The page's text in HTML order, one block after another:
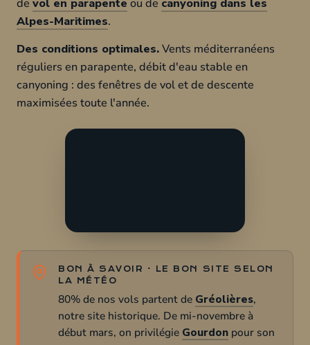
de vol en parapente ou de canyoning dans les
Alpes-Maritimes.
Des conditions optimales.Vents méditerranéens
réguliers en parapente, débit d'eau stable en
canyoning : des fenêtres de vol et de descente
maximisées toute l'année.
BON À SAVOIR · LE BON SITE SELON
LA MÉTÉO
80% de nos vols partent de Gréolières,
notre site historique. De mi-novembre à
début mars, on privilégie Gourdon pour son